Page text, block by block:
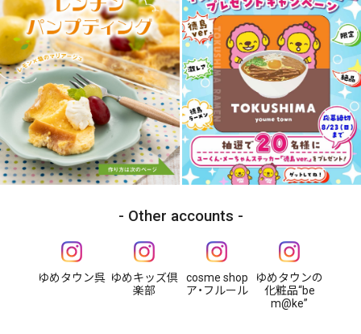
Other accounts
ゆめタウン呉 ゆめキッズ倶
楽部
cosme shop
ア・フルール
ゆめタウンの
化粧品“be
m@ke”